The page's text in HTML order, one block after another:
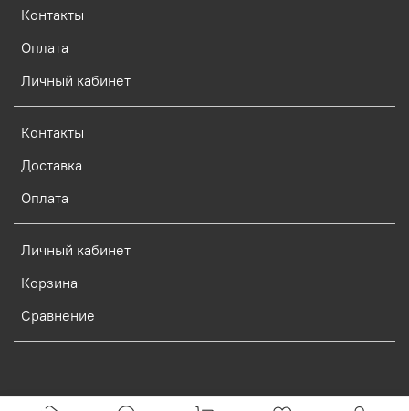
Контакты
Оплата
Личный кабинет
Контакты
Доставка
Оплата
Личный кабинет
Корзина
Сравнение
Verification: d773dcf9c7c1c3e0